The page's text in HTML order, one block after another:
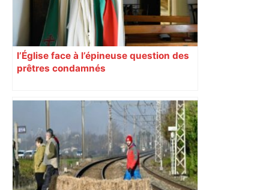
l’Église face à l’épineuse question des
prêtres condamnés